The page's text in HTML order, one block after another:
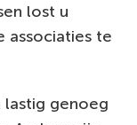
lost u
associaties te
lastig genoeg